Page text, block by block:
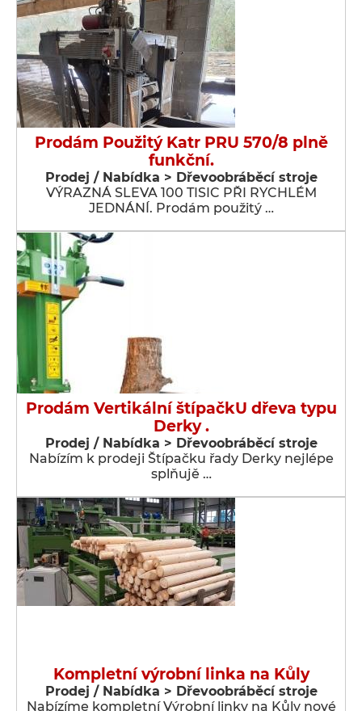
Prodám Použitý Katr PRU 570/8 plně
funkční.
Prodej / Nabídka > Dřevoobráběcí stroje
VÝRAZNÁ SLEVA 100 TISIC PŘI RYCHLÉM
JEDNÁNÍ. Prodám použitý …
Prodám Vertikální štípačkU dřeva typu
Derky .
Prodej / Nabídka > Dřevoobráběcí stroje
Nabízím k prodeji Štípačku řady Derky nejlépe
splňujě …
Kompletní výrobní linka na Kůly
Prodej / Nabídka > Dřevoobráběcí stroje
Nabízíme kompletní Výrobní linky na Kůly nové